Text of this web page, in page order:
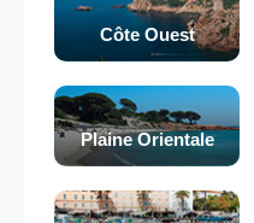
Côte Ouest
Plaine Orientale